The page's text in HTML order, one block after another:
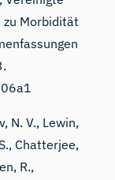
Morbidität
N. V., Lewin,
Chatterjee,
R.,